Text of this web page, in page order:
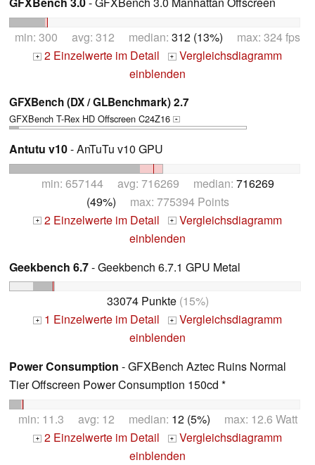
min: 300 avg: 312 median: 312 (13%) max: 324 fps
+ 2 Einzelwerte im Detail + Vergleichsdiagramm
einblenden
GFXBench (DX / GLBenchmark) 2.7
GFXBench T-Rex HD Offscreen C24Z16 +
Antutu v10- AnTuTu v10 GPU
min: 657144 avg: 716269 median: 716269
(49%) max: 775394 Points
+ 2 Einzelwerte im Detail + Vergleichsdiagramm
einblenden
Geekbench 6.7- Geekbench 6.7.1 GPU Metal
33074 Punkte(15%)
+ 1 Einzelwerte im Detail + Vergleichsdiagramm
einblenden
Power Consumption - GFXBench Aztec Ruins Normal
Tier Offscreen Power Consumption 150cd *
min: 11.3 avg: 12 median: 12 (5%) max: 12.6 Watt
+ 2 Einzelwerte im Detail + Vergleichsdiagramm
einblenden